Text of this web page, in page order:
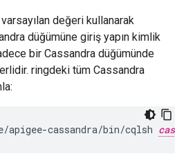
varsayılan değeri kullanarak
düğümüne giriş yapın kimlik
bir Cassandra düğümünde
ringdeki tüm Cassandra
apigee-cassandra/bin/cqlsh